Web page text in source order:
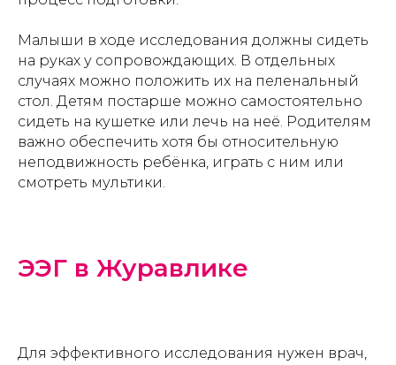
Малыши в ходе исследования должны сидеть
на руках у сопровождающих. В отдельных
случаях можно положить их на пеленальный
стол. Детям постарше можно самостоятельно
сидеть на кушетке или лечь на неё. Родителям
важно обеспечить хотя бы относительную
неподвижность ребёнка, играть с ним или
смотреть мультики.
ЭЭГ в Журавлике
Для эффективного исследования нужен врач,